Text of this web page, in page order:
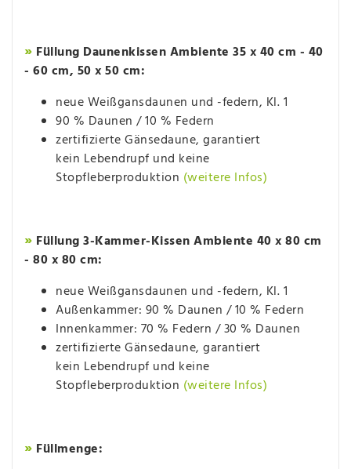
» Füllung Daunenkissen Ambiente 35 x 40 cm - 40
- 60 cm, 50 x 50 cm:
neue Weißgansdaunen und -federn, Kl. 1
90 % Daunen / 10 % Federn
zertifizierte Gänsedaune, garantiert
kein Lebendrupf und keine
Stopfleberproduktion (weitere Infos)
» Füllung 3-Kammer-Kissen Ambiente 40 x 80 cm
- 80 x 80 cm:
neue Weißgansdaunen und -federn, Kl. 1
Außenkammer: 90 % Daunen / 10 % Federn
Innenkammer: 70 % Federn / 30 % Daunen
zertifizierte Gänsedaune, garantiert
kein Lebendrupf und keine
Stopfleberproduktion (weitere Infos)
» Füllmenge: